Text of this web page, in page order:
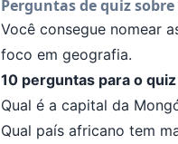
Perguntas de quiz
Você consegue nomear
foco em geografia.
10 perguntas para o
Qual é a capital da
Qual país africano tem